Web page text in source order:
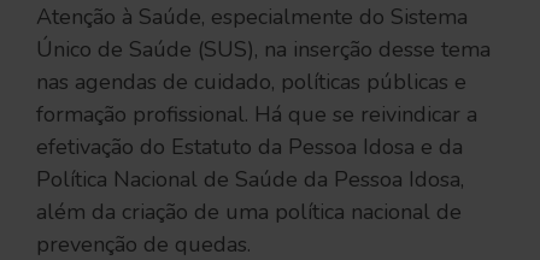
Atenção à Saúde, especialmente do Sistema
Único de Saúde (SUS), na inserção desse tema
nas agendas de cuidado, políticas públicas e
formação profissional. Há que se reivindicar a
efetivação do Estatuto da Pessoa Idosa e da
Política Nacional de Saúde da Pessoa Idosa,
além da criação de uma política nacional de
prevenção de quedas.